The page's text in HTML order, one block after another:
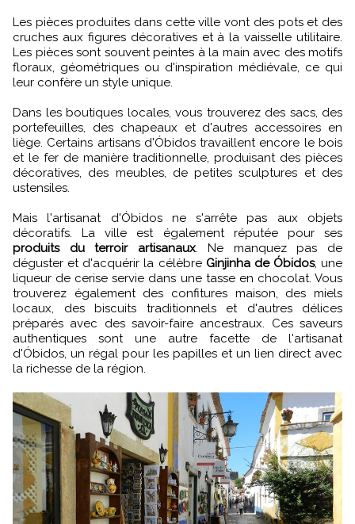
Les pièces produites dans cette ville vont des pots et des
cruches aux figures décoratives et à la vaisselle utilitaire.
Les pièces sont souvent peintes à la main avec des motifs
floraux, géométriques ou d'inspiration médiévale, ce qui
leur confère un style unique.
Dans les boutiques locales, vous trouverez des sacs, des
portefeuilles, des chapeaux et d'autres accessoires en
liège. Certains artisans d'Óbidos travaillent encore le bois
et le fer de manière traditionnelle, produisant des pièces
décoratives, des meubles, de petites sculptures et des
ustensiles.
Mais l'artisanat d'Óbidos ne s'arrête pas aux objets
décoratifs. La ville est également réputée pour ses
produits du terroir artisanaux. Ne manquez pas de
déguster et d'acquérir la célèbre Ginjinha de Óbidos, une
liqueur de cerise servie dans une tasse en chocolat. Vous
trouverez également des confitures maison, des miels
locaux, des biscuits traditionnels et d'autres délices
préparés avec des savoir-faire ancestraux. Ces saveurs
authentiques sont une autre facette de l'artisanat
d'Óbidos, un régal pour les papilles et un lien direct avec
la richesse de la région.